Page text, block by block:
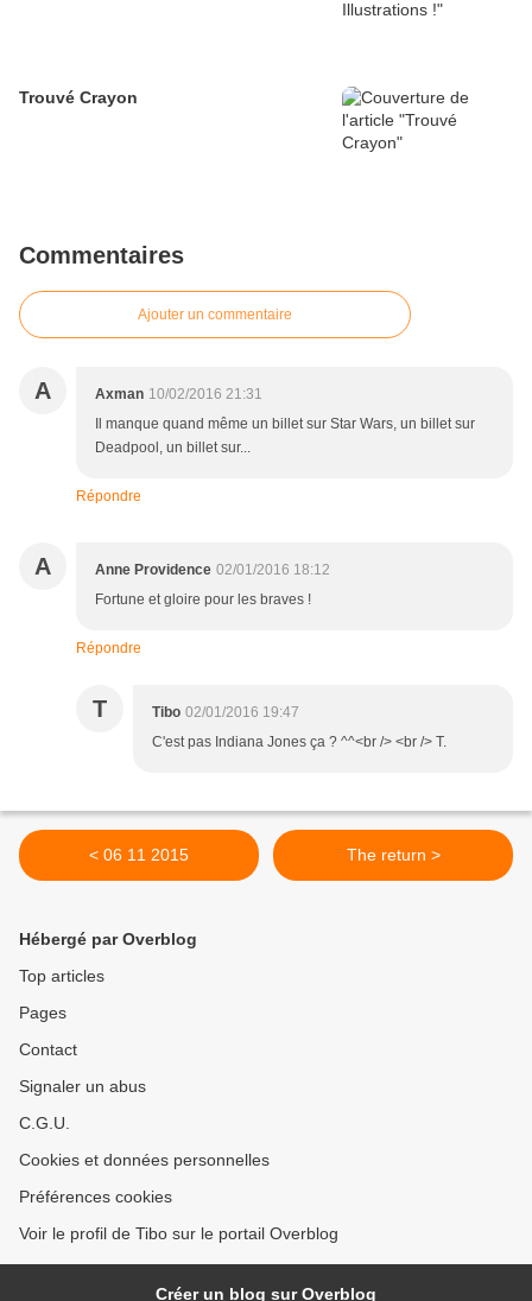
Trouvé Crayon
Commentaires
Ajouter un commentaire
A Axman 10/02/2016 21:31
Il manque quand même un billet sur Star Wars, un billet sur
Deadpool, un billet sur...
Répondre
A Anne Providence 02/01/2016 18:12
Fortune et gloire pour les braves !
Répondre
T Tibo 02/01/2016 19:47
C'est pas Indiana Jones ça ? ^^<br /> <br /> T.
< 06 11 2015 The return >
Hébergé par Overblog
Top articles
Pages
Contact
Signaler un abus
C.G.U.
Cookies et données personnelles
Préférences cookies
Voir le profil de Tibo sur le portail Overblog
Créer un blog sur Overblog